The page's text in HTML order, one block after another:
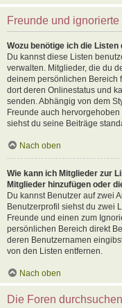
Freunde und
Wozu benötige ich die
Du kannst diese Listen
verwalten. Mitglieder, die du
deinem persönlichen Bereich
dort deren Onlinestatus und
senden. Abhängig von dem
Freunde auch
siehst du seine Beiträge
Nach oben
Wie kann ich Mitglieder zur
Mitglieder hinzufügen oder
Du kannst Benutzer auf zwei
Benutzerprofil siehst du zwei
Freunde und einen zum
persönlichen Bereich direkt
deren Benutzernamen
von den Listen entfernen.
Nach oben
Die Foren durchsuchen